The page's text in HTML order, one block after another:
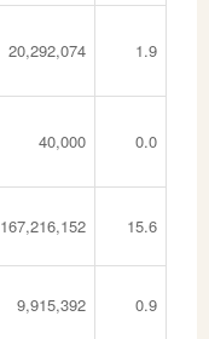
20,292,074 1.9
40,000 0.0
167,216,152 15.6
9,915,392 0.9